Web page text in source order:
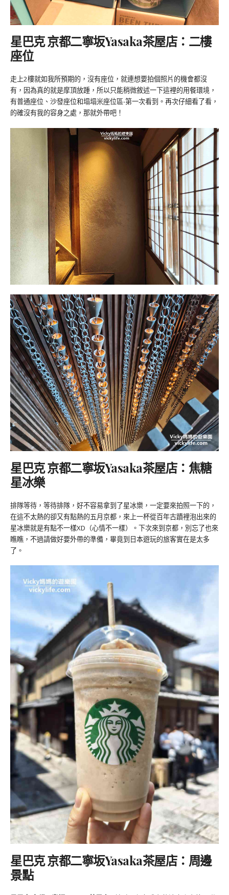
星巴克 京都二寧坂Yasaka茶屋店：二樓
座位
走上2樓就如我所預期的，沒有座位，就連想要拍個照片的機會都沒
有，因為真的就是摩頂放踵，所以只能稍微敘述一下這裡的用餐環境，
有普通座位、沙發座位和塌塌米座位區-第一次看到。再次仔細看了看，
的確沒有我的容身之處，那就外帶吧！
星巴克 京都二寧坂Yasaka茶屋店：焦糖
星冰樂
排隊等待，等待排隊，好不容易拿到了星冰樂，一定要來拍照一下的，
在這不太熱的卻又有點熱的五月京都，來上一杯從百年古蹟裡泡出來的
星冰樂就是有點不一樣XD（心情不一樣）。下次來到京都，別忘了也來
瞧瞧，不過請做好要外帶的準備，畢竟到日本遊玩的旅客實在是太多
了。
星巴克 京都二寧坂Yasaka茶屋店：周邊
景點